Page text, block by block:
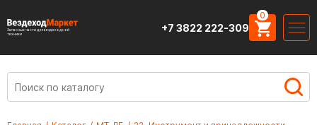
Запасные части для вездеходной
техники
+7 3822 222-309
0